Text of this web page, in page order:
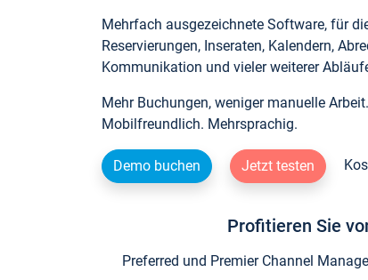
Mehrfach ausgezeichnete Software, für
Reservierungen, Inseraten, Kalendern,
Kommunikation und vieler weiterer
Mehr Buchungen, weniger manuelle
Mobilfreundlich. Mehrsprachig.
Demo buchen Jetzt testen
Profitieren Sie
Preferred und Premier Channel